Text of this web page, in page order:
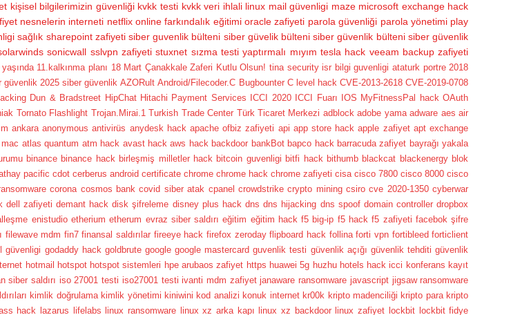
kişisel bilgilerimizin güvenliği kvkk testi kvkk veri ihlali linux mail güvenligi maze microsoft exchange hack
nesnelerin interneti netflix online farkındalık eğitimi oracle zafiyeti parola güvenliği parola yönetimi play
sağlık sharepoint zafiyeti siber guvenlik bülteni siber güvelik bülteni siber güvenlik bülteni siber güvenlik
sonicwall sslvpn zafiyeti stuxnet sızma testi yaptırmalı mıyım tesla hack veeam backup zafiyeti
11.kalkınma planı 18 Mart Çanakkale Zaferi Kutlu Olsun! tina security isr bilgi guvenligi ataturk portre 2018
güvenlik 2025 siber güvenlik AZORult Android/Filecoder.C Bugbounter C level hack CVE-2013-2618 CVE-2019-0708
Dun & Bradstreet HipChat Hitachi Payment Services ICCI 2020 ICCI Fuarı IOS MyFitnessPal hack OAuth
Tornato Flashlight Trojan.Mirai.1 Turkish Trade Center Türk Ticaret Merkezi adblock adobe yama adware aes air
ankara anonymous antivirüs anydesk hack apache ofbiz zafiyeti api app store hack apple zafiyet apt exchange
atlas quantum atm hack avast hack aws hack backdoor bankBot bapco hack barracuda zafiyet bayrağı yakala
binance binance hack birleşmiş milletler hack bitcoin guvenligi bitfi hack bithumb blackcat blackenergy blok
pacific cdot cerberus android certificate chrome chrome hack chrome zafiyeti cisa cisco 7800 cisco 8000 cisco
corona cosmos bank covid siber atak cpanel crowdstrike crypto mining csiro cve 2020-1350 cyberwar
dell zafiyeti demant hack disk şifreleme disney plus hack dns dns hijacking dns spoof domain controller dropbox
enistudio etherium etherum evraz siber saldırı eğitim eğitim hack f5 big-ip f5 hack f5 zafiyeti facebok şifre
filewave mdm fin7 finansal saldırılar fireeye hack firefox zeroday flipboard hack follina forti vpn fortibleed forticlient
güvenligi godaddy hack goldbrute google google mastercard guvenlik testi güvenlik açığı güvenlik tehditi güvenlik
hotmail hotspot hotspot sistemleri hpe arubaos zafiyet https huawei 5g huzhu hotels hack icci konferans kayıt
siber saldırı iso 27001 testi iso27001 testi ivanti mdm zafiyet janaware ransomware javascript jigsaw ransomware
kimlik doğrulama kimlik yönetimi kiniwini kod analizi konuk internet kr00k kripto madenciliği kripto para kripto
hack lazarus lifelabs linux ransomware linux xz arka kapı linux xz backdoor linux zafiyet lockbit lockbit fidye